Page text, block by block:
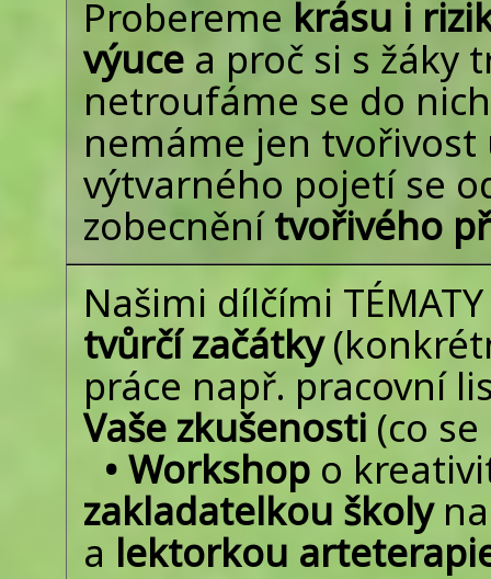
Probereme krásu i
výuce a proč si s žáky
netroufáme se do
nemáme jen tvořivost
výtvarného pojetí se
zobecněnítvořivého
Našimi dílčími
tvůrčí začátky
práce např. pracovní
Vaše zkušenosti (co
• Workshop o
zakladatelkou školyna
a lektorkou